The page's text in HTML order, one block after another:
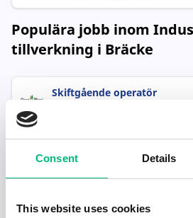
Consent Details
This website uses cookies
Populära jobb inom
tillverkning i Bräcke
Skiftgående operatör